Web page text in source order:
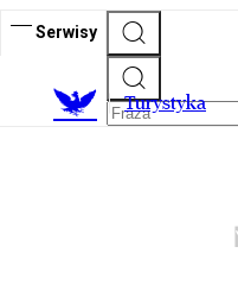
Serwisy
Turystyka